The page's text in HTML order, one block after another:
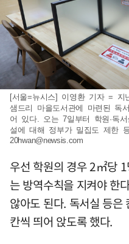
[서울=뉴시스] 이영환 기자 =
샘드리 마을도서관에 마련된 독
어 있다. 오는 7일부터 학원·독
설에 대해 정부가 밀집도 제한
20hwan@newsis.com
우선 학원의 경우 2㎡당
는 방역수칙을 지켜야 한
않아도 된다. 독서실 등은
칸씩 띄어 앉도록 했다.